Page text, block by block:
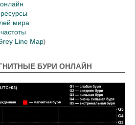
мира
Line Map)
БУРИ ОНЛАЙН